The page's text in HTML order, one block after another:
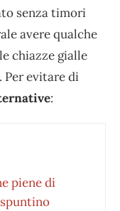
senza timori
avere qualche
chiazze gialle
Per evitare di
:
piene di